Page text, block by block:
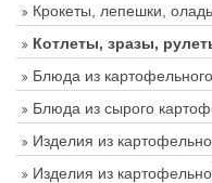
Крокеты, лепешки,
Котлеты, зразы,
Блюда из
Блюда из сырого
Изделия из
Изделия из